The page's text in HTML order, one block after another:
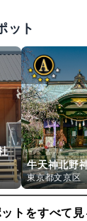
ット
牛天神北野
東京都文京区
トをすべて見